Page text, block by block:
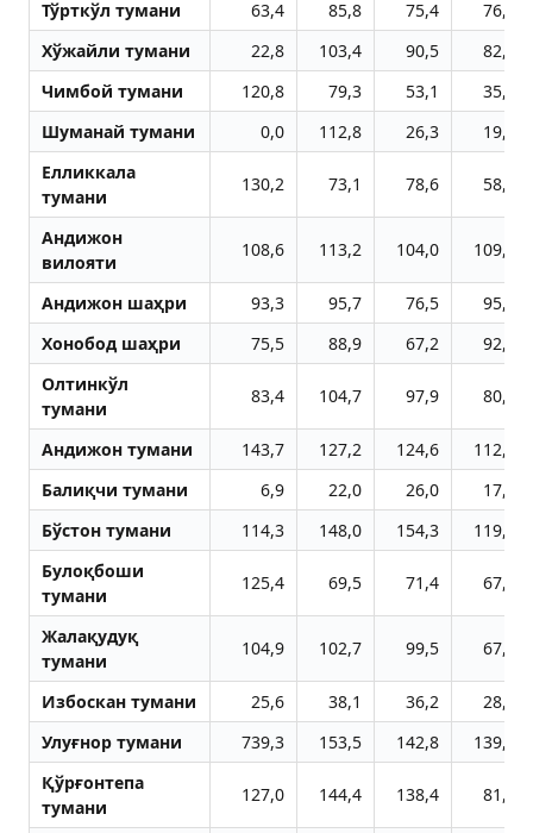
Тўрткўл тумани 63,4 85,8 75,4
76,9
Хўжайли тумани
22,8 103,4 90,5
82,1
Чимбой тумани
120,8 79,3 53,1
35,9
Шуманай тумани
0,0 112,8 26,3
19,0
Елликкала
тумани
130,2 73,1 78,6 58,9
Aндижон
вилояти
108,6 113,2 104,0 109,4
Aндижон шаҳри 93,3 95,7 76,5
95,9
Хонобод шаҳри
75,5 88,9 67,2
92,4
Олтинкўл
тумани
83,4 104,7 97,9 80,5
Aндижон тумани 143,7 127,2 124,6
112,1
Балиқчи тумани
6,9 22,0 26,0
17,4
Бўстон тумани
114,3 148,0 154,3
119,8
Булоқбоши
тумани
125,4 69,5 71,4 67,8
Жалақудуқ
тумани
104,9 102,7 99,5 67,1
Избоскан тумани 25,6 38,1 36,2
28,2
Улуғнор тумани
739,3 153,5 142,8
139,3
Қўрғонтепа
тумани
127,0 144,4 138,4 81,5